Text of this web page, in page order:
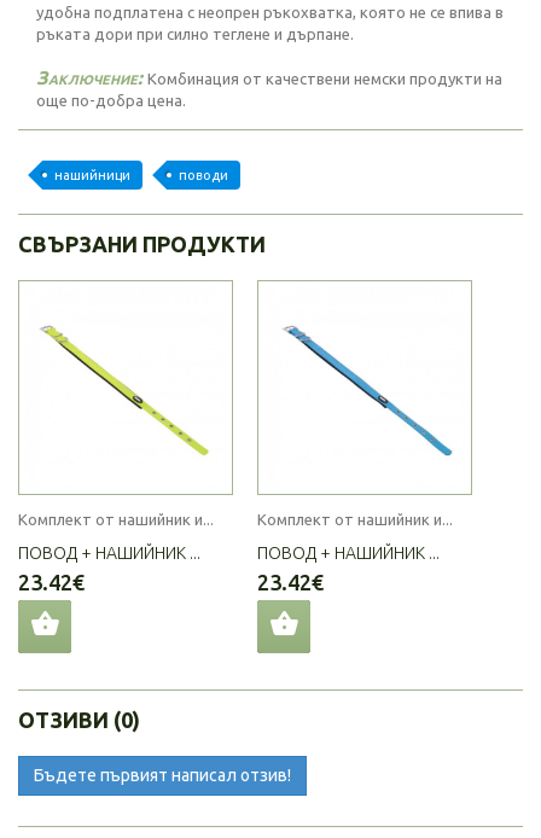
удобна подплатена с неопрен ръкохватка, която не се впива в
ръката дори при силно теглене и дърпане.
Заключение: Комбинация от качествени немски продукти на
още по-добра цена.
нашийници поводи
СВЪРЗАНИ ПРОДУКТИ
Комплект от нашийник и...
ПОВОД + НАШИЙНИК ...
23.42€
Комплект от нашийник и...
ПОВОД + НАШИЙНИК ...
23.42€
ОТЗИВИ (0)
Бъдете първият написал отзив!